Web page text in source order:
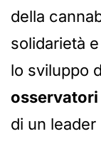
della
solidarietà
lo sviluppo
osservatori
di un